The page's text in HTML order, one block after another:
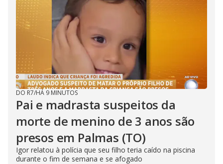
DO R7/HÁ 9 MINUTOS
Pai e madrasta suspeitos da
morte de menino de 3 anos são
presos em Palmas (TO)
Igor relatou à polícia que seu filho teria caído na piscina
durante o fim de semana e se afogado